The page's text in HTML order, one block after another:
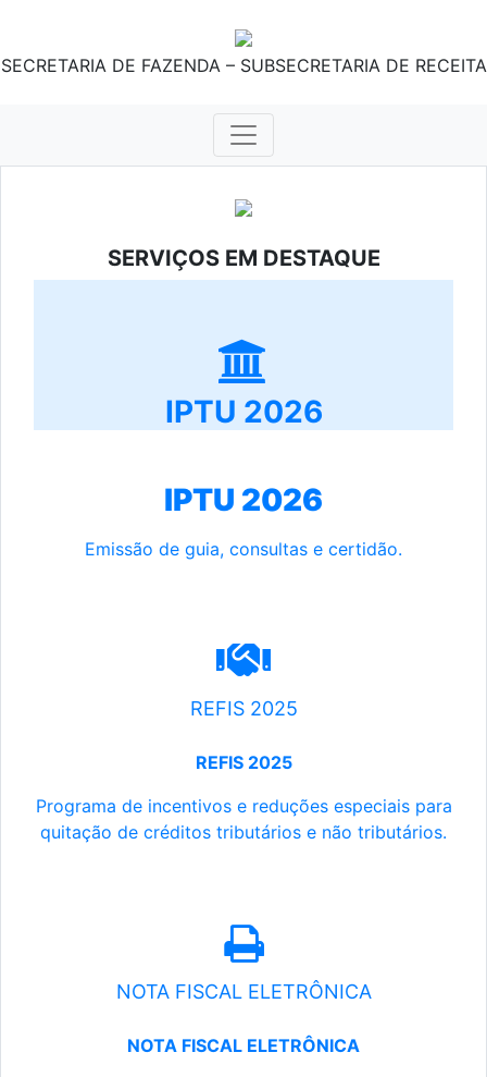
SECRETARIA DE FAZENDA – SUBSECRETARIA DE RECEITA
SERVIÇOS EM DESTAQUE
IPTU 2026
IPTU 2026
Emissão de guia, consultas e certidão.
REFIS 2025
REFIS 2025
Programa de incentivos e reduções especiais para
quitação de créditos tributários e não tributários.
NOTA FISCAL ELETRÔNICA
NOTA FISCAL ELETRÔNICA